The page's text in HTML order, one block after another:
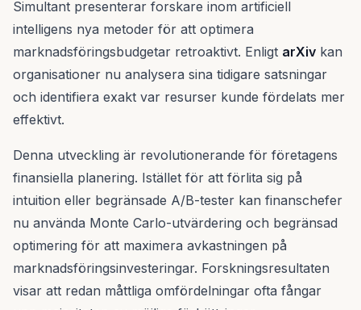
Simultant presenterar forskare inom artificiell
intelligens nya metoder för att optimera
marknadsföringsbudgetar retroaktivt. Enligt arXiv kan
organisationer nu analysera sina tidigare satsningar
och identifiera exakt var resurser kunde fördelats mer
effektivt.
Denna utveckling är revolutionerande för företagens
finansiella planering. Istället för att förlita sig på
intuition eller begränsade A/B-tester kan finanschefer
nu använda Monte Carlo-utvärdering och begränsad
optimering för att maximera avkastningen på
marknadsföringsinvesteringar. Forskningsresultaten
visar att redan måttliga omfördelningar ofta fångar